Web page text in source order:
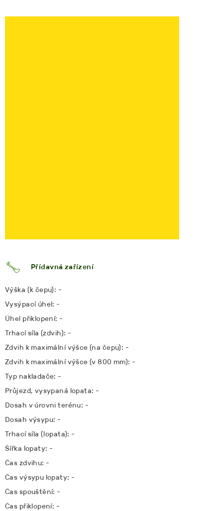
Přídavná zařízení
Výška (k čepu): -
Vysýpací úhel: -
Úhel přiklopení: -
Trhací síla (zdvih): -
Zdvih k maximální výšce (na čepu): -
Zdvih k maximální výšce (v 800 mm): -
Typ nakladače: -
Průjezd, vysypaná lopata: -
Dosah v úrovni terénu: -
Dosah výsypu: -
Trhací síla (lopata): -
Šířka lopaty: -
Čas zdvihu: -
Čas výsypu lopaty: -
Čas spouštění: -
Čas přiklopení: -